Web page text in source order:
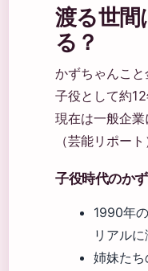
渡る世
る？
かずちゃんこ
子役として約
現在は一般企
（芸能リポート
子役時代のか
1990年
リアルに
姉妹た